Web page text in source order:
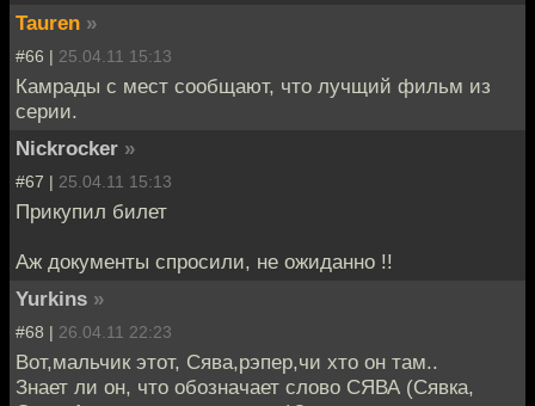
Tauren »
#66 | 25.04.11 15:13
Камрады с мест сообщают, что лучщий фильм из
серии.
Nickrocker »
#67 | 25.04.11 15:13
Прикупил билет
Аж документы спросили, не ожиданно !!
Yurkins »
#68 | 26.04.11 22:23
Вот,мальчик этот, Сява,рэпер,чи хто он там..
Знает ли он, что обозначает слово СЯВА (Сявка,